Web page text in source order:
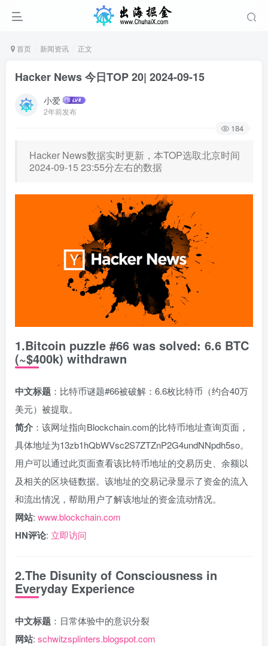
首页 新闻资讯 正文
Hacker News 今日TOP 20| 2024-09-15
小爱
2年前发布
184
Hacker News数据实时更新，本TOP选取北京时间
2024-09-15 23:55分左右的数据
1.Bitcoin puzzle #66 was solved: 6.6 BTC
(~$400k) withdrawn
中文标题 ：比特币谜题#66被破解：6.6枚比特币（约合40万
美元）被提取。
简介 ：该网址指向Blockchain.com的比特币地址查询页面，
具体地址为13zb1hQbWVsc2S7ZTZnP2G4undNNpdh5so。
用户可以通过此页面查看该比特币地址的交易历史、余额以
及相关的区块链数据。该地址的交易记录显示了资金的流入
和流出情况，帮助用户了解该地址的资金流动情况。
网站: www.blockchain.com
HN评论: 立即访问
2.The Disunity of Consciousness in
Everyday Experience
中文标题 ：日常体验中的意识分裂
网站: schwitzsplinters.blogspot.com